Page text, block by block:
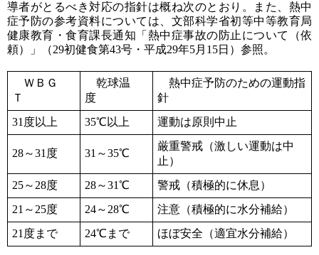
導者がとるべき対応の指針は概ね次のとおり。また、熱中
症予防の参考資料については、文部科学省初等中等教育局
健康教育・食育課長通知「熱中症事故の防止について（依
頼）」（29初健食第43号・平成29年5月15日）参照。
ＷＢＧ
Ｔ
乾球温
度
熱中症予防のための運動指
針
31度以上
35℃以上 運動は原則中止
28～31度 31～35℃
厳重警戒（激しい運動は中
止）
25～28度
28～31℃
警戒（積極的に休息）
21～25度
24～28℃
注意（積極的に水分補給）
21度まで
24℃まで ほぼ安全（適宜水分補給）